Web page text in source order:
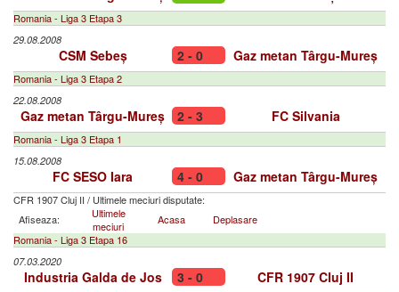
Romania - Liga 3 Etapa 3
29.08.2008
CSM Sebeș 2 - 0 Gaz metan Târgu-Mureș
Romania - Liga 3 Etapa 2
22.08.2008
Gaz metan Târgu-Mureș 2 - 3 FC Silvania
Romania - Liga 3 Etapa 1
15.08.2008
FC SESO Iara 4 - 0 Gaz metan Târgu-Mureș
CFR 1907 Cluj II / Ultimele meciuri disputate:
Afiseaza:
Ultimele
meciuri
Acasa
Deplasare
Romania - Liga 3 Etapa 16
07.03.2020
Industria Galda de Jos 3 - 0 CFR 1907 Cluj II